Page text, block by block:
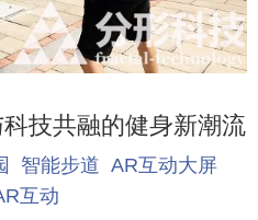
技共融的健身新潮流
智能步道 AR互动大屏
互动